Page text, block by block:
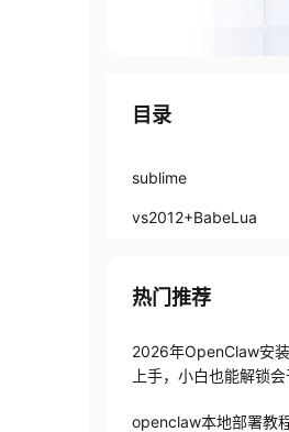
目录
sublime
vs2012+BabeLua
热门推荐
2026年OpenClaw安
上手，小白也能解锁
openclaw本地部署教